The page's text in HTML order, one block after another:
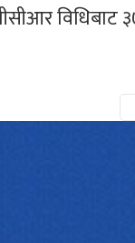
विधिबाट